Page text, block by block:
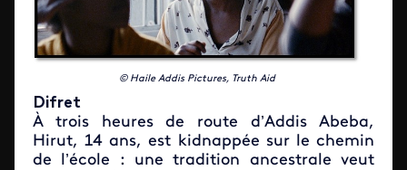
© Haile Addis Pictures, Truth Aid
Difret
À trois heures de route d’Addis Abeba,
Hirut, 14 ans, est kidnappée sur le chemin
de l’école : une tradition ancestrale veut